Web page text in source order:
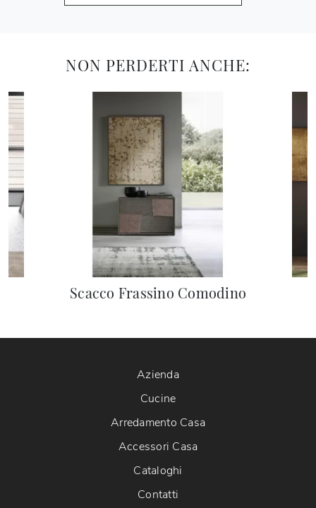
NON PERDERTI ANCHE:
Scacco Frassino Comodino
Azienda
Cucine
Arredamento Casa
Accessori Casa
Cataloghi
Contatti